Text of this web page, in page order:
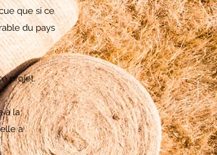
que si ce
du pays
projet.
à la
a